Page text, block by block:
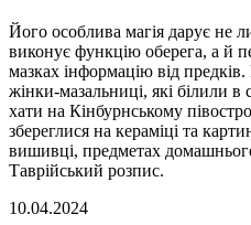
Його особлива магія дарує не
виконує функцію оберега, а й
мазках інформацію від
жінки-мазальниці, які білили
хати на Кінбурнському
збереглися на кераміці та
вишивці, предметах
Таврійський розпис.
10.04.2024